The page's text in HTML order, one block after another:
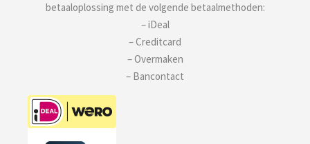
betaaloplossing met de volgende betaalmethoden:
– iDeal
– Creditcard
– Overmaken
– Bancontact